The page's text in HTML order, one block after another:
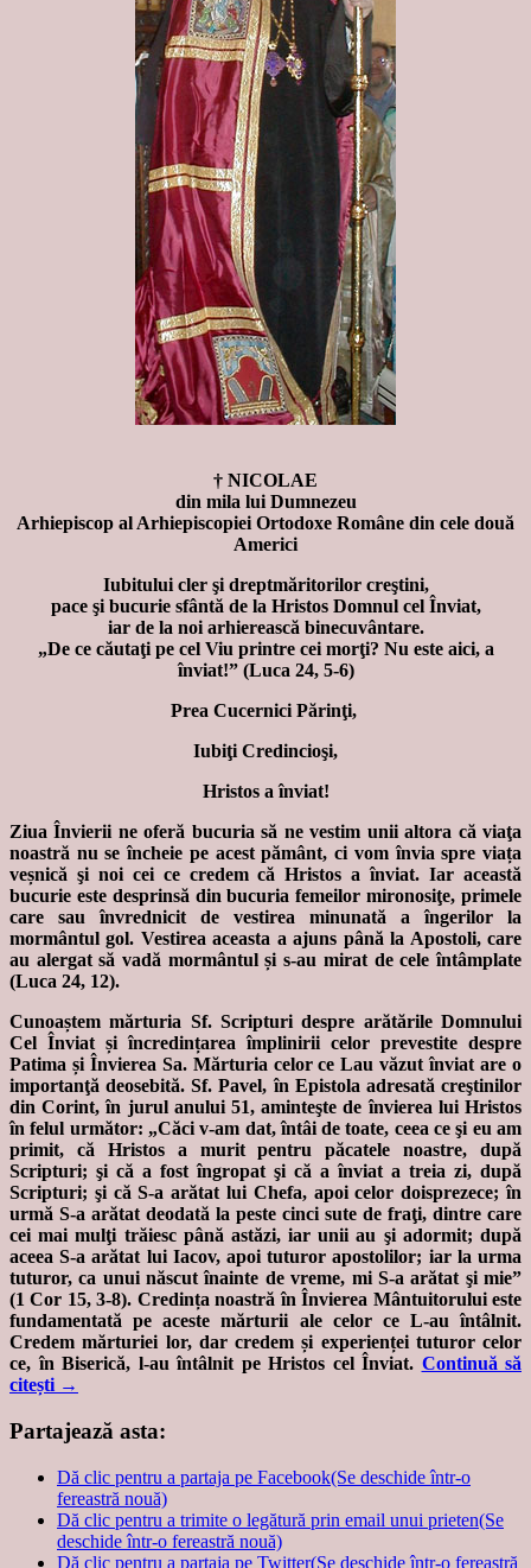
† NICOLAE
din mila lui Dumnezeu
Arhiepiscop al Arhiepiscopiei Ortodoxe Române din cele două
Americi
Iubitului cler şi dreptmăritorilor creştini,
pace şi bucurie sfântă de la Hristos Domnul cel Înviat,
iar de la noi arhierească binecuvântare.
„De ce căutaţi pe cel Viu printre cei morţi? Nu este aici, a
înviat!” (Luca 24, 5-6)
Prea Cucernici Părinţi,
Iubiţi Credincioşi,
Hristos a înviat!
Ziua Învierii ne oferă bucuria să ne vestim unii altora că viaţa
noastră nu seîncheie pe acest pământ, ci vom învia spre viața
veșnică şi noi cei ce credem că Hristos aînviat. Iar această
bucurie este desprinsă din bucuria femeilor mironosiţe, primele
care sau învrednicit de vestirea minunată a îngerilor la
mormântul gol. Vestirea aceasta a ajuns până la Apostoli, care
au alergat să vadă mormântul și s-au mirat de cele întâmplate
(Luca 24, 12).
Cunoaștem mărturia Sf. Scripturi despre arătările Domnului
Cel Înviat șiîncredințarea împlinirii celor prevestite despre
Patima și Învierea Sa. Mărturia celor ce Lau văzut înviat are o
importanţă deosebită. Sf. Pavel, în Epistola adresată creştinilor
dinCorint, în jurul anului 51, aminteşte de învierea lui Hristos
în felul următor: „Căci v-am dat, întâi de toate, ceea ce şi eu am
primit, că Hristos a murit pentru păcatele noastre, după
Scripturi; şi că a fost îngropat şi că a înviat a treia zi, după
Scripturi; şi că S-a arătat lui Chefa, apoi celor doisprezece; în
urmă S-a arătat deodată la peste cinci sute de fraţi, dintre care
cei mai mulţi trăiesc până astăzi, iar unii au şi adormit; după
aceea S-a arătat lui Iacov, apoi tuturor apostolilor; iar la urma
tuturor, ca unui născut înainte de vreme, mi S-a arătat şi mie”
(1 Cor 15, 3-8). Credința noastră în Învierea Mântuitorului este
fundamentată pe aceste mărturii ale celor ce L-au întâlnit.
Credem mărturiei lor, dar credem și experienței tuturor celor
ce, în Biserică, l-au întâlnit pe Hristos cel Înviat. Continuă să
citești →
Partajează asta:
Dă clic pentru a partaja pe Facebook(Se deschide într-o
fereastră nouă)
Dă clic pentru a trimite o legătură prin email unui prieten(Se
deschide într-o fereastră nouă)
Dă clic pentru a partaja pe Twitter(Se deschide într-o fereastră